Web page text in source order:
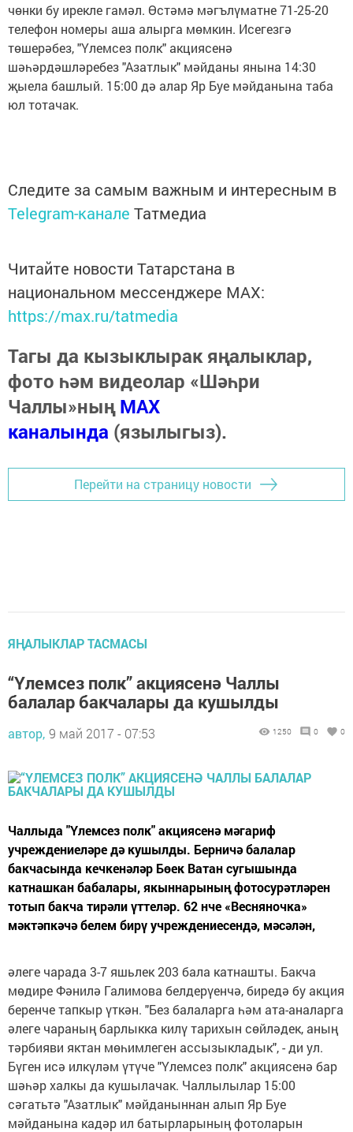
чөнки бу ирекле гамәл. Өстәмә мәгълүматне 71-25-20
телефон номеры аша алырга мөмкин. Исегезгә
төшерәбез, "Үлемсез полк" акциясенә
шәһәрдәшләребез "Азатлык" мәйданы янына 14:30
җыела башлый. 15:00 дә алар Яр Буе мәйданына таба
юл тотачак.
Следите за самым важным и интересным в
Telegram-канале Татмедиа
Читайте новости Татарстана в
национальном мессенджере MАХ:
https://max.ru/tatmedia
Тагы да кызыклырак яңалыклар,
фото һәм видеолар «Шәһри
Чаллы»ныңMAX
каналында (язылыгыз).
Перейти на страницу новости
ЯҢАЛЫКЛАР ТАСМАСЫ
“Үлемсез полк” акциясенә Чаллы
балалар бакчалары да кушылды
автор, 9 май 2017 - 07:53 1250 0 0
Чаллыда "Үлемсез полк" акциясенә мәгариф
учреждениеләре дә кушылды. Берничә балалар
бакчасында кечкенәләр Бөек Ватан сугышында
катнашкан бабалары, якыннарының фотосурәтләрен
тотып бакча тирәли үттеләр. 62 нче «Весняночка»
мәктәпкәчә белем бирү учреждениесендә, мәсәлән,
әлеге чарада 3-7 яшьлек 203 бала катнашты. Бакча
мөдире Фәнилә Галимова белдерүенчә, биредә бу акция
беренче тапкыр үткән. "Без балаларга һәм ата-аналарга
әлеге чараның барлыкка килү тарихын сөйләдек, аның
тәрбияви яктан мөһимлеген ассызыкладык", - ди ул.
Бүген исә илкүләм үтүче "Үлемсез полк" акциясенә бар
шәһәр халкы да кушылачак. Чаллылылар 15:00
сәгатьтә "Азатлык" мәйданыннан алып Яр Буе
мәйданына кадәр ил батырларының фотоларын